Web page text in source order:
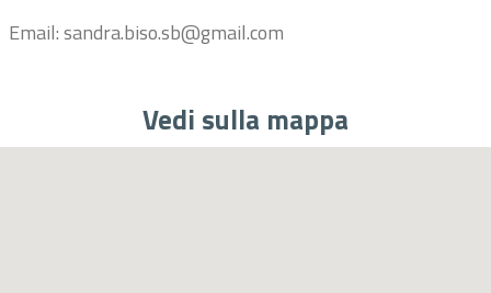
Email: sandra.biso.sb@gmail.com
Vedi sulla mappa